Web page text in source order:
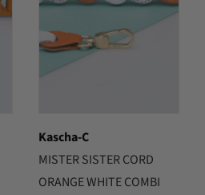
Kascha-C
MISTER SISTER CORD
ORANGE WHITE COMBI